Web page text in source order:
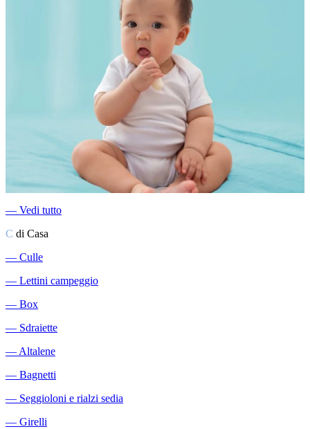
― Vedi tutto
C di Casa
― Culle
― Lettini campeggio
― Box
― Sdraiette
―Altalene
― Bagnetti
― Seggioloni e rialzi sedia
― Girelli